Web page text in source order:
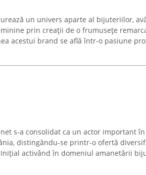
un univers aparte al bijuteriilor,
prin creații de o frumusețe
acestui brand se află într-o pasiune
s-a consolidat ca un actor important
distingându-se printr-o ofertă
activând în domeniul amanetării